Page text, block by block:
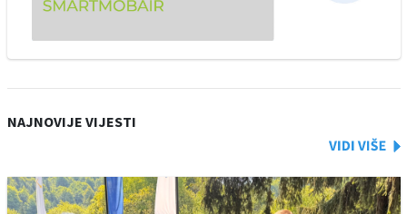
NAJNOVIJE VIJESTI